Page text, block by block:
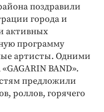
поздравили
города и
активных
программу
артисты. Одними
BAND».
предложили
роллов, горячего